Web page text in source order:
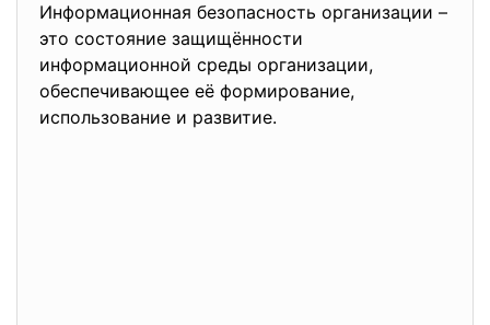
Информационная безопасность организации –
это состояние защищённости
информационной среды организации,
обеспечивающее её формирование,
использование и развитие.